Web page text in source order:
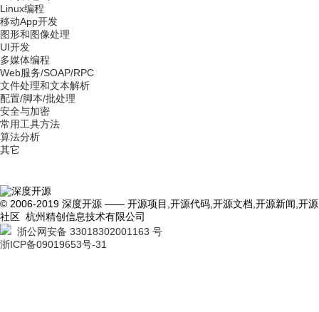
Linux编程
移动App开发
图形和图像处理
UI开发
多媒体编程
Web服务/SOAP/RPC
文件处理和文本解析
配置/脚本/批处理
安全与加密
常用工具方法
算法分析
其它
© 2006-2019 深度开源 —— 开源项目,开源代码,开源文档,开源新闻,开源
社区 杭州精创信息技术有限公司
浙公网安备 33018302001163 号
浙ICP备09019653号-31